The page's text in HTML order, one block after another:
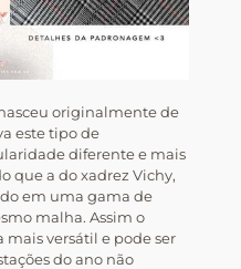
originalmente de
este tipo de
diferente e mais
que a do xadrez Vichy,
em uma gama de
malha. Assim o
mais versátil e pode ser
do ano não